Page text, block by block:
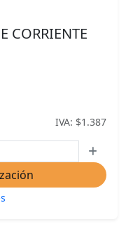
CORRIENTE
IVA: $1.387